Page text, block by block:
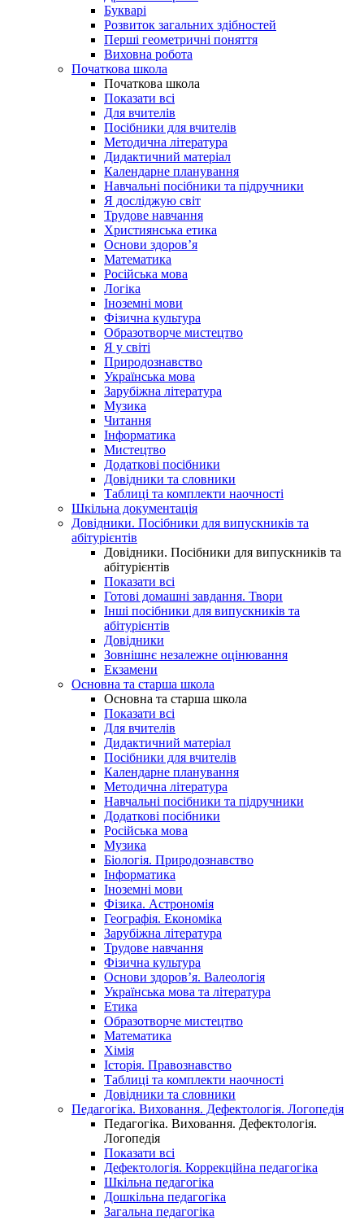
Букварі
Розвиток загальних здібностей
Перші геометричні поняття
Виховна робота
Початкова школа
Початкова школа
Показати всі
Для вчителів
Посібники для вчителів
Методична література
Дидактичний матеріал
Календарне планування
Навчальні посібники та підручники
Я досліджую світ
Трудове навчання
Християнська етика
Основи здоров’я
Математика
Російська мова
Логіка
Іноземні мови
Фізична культура
Образотворче мистецтво
Я у світі
Природознавство
Українська мова
Зарубіжна література
Музика
Читання
Інформатика
Мистецтво
Додаткові посібники
Довідники та словники
Таблиці та комплекти наочності
Шкільна документація
Довідники. Посібники для випускників та
абітурієнтів
Довідники. Посібники для випускників та
абітурієнтів
Показати всі
Готові домашні завдання. Твори
Інші посібники для випускників та
абітурієнтів
Довідники
Зовнішнє незалежне оцінювання
Екзамени
Основна та старша школа
Основна та старша школа
Показати всі
Для вчителів
Дидактичний матеріал
Посібники для вчителів
Календарне планування
Методична література
Навчальні посібники та підручники
Додаткові посібники
Російська мова
Музика
Біологія. Природознавство
Інформатика
Іноземні мови
Фізика. Астрономія
Географія. Економіка
Зарубіжна література
Трудове навчання
Фізична культура
Основи здоров’я. Валеологія
Українська мова та література
Етика
Образотворче мистецтво
Математика
Хімія
Історія. Правознавство
Таблиці та комплекти наочності
Довідники та словники
Педагогіка. Виховання. Дефектологія. Логопедія
Педагогіка. Виховання. Дефектологія.
Логопедія
Показати всі
Дефектологія. Коррекційна педагогіка
Шкільна педагогіка
Дошкільна педагогіка
Загальна педагогіка